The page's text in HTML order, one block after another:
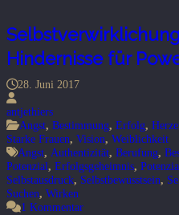
Hindernisse für
28. Juni 2017
antjethiers
Angst, Bestimmung, Erfolg,
Starke Frauen, Vision, Weiblichkeit
Angst, Authentizität, Berufung,
Potenzial, Erfolgsgeheimnis,
Selbstausdruck, Selbstbewusstsein,
Suchen, Wirken
1 Kommentar